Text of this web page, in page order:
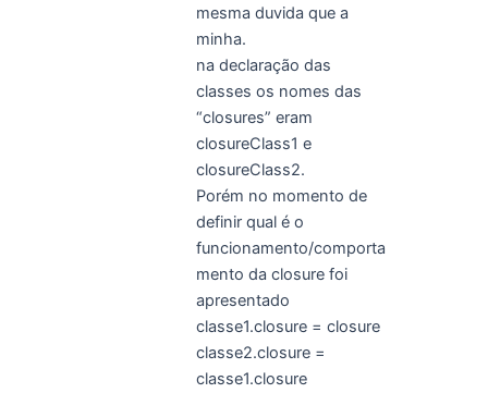
mesma duvida que a
minha.
na declaração das
classes os nomes das
“closures” eram
closureClass1 e
closureClass2.
Porém no momento de
definir qual é o
funcionamento/comporta
mento da closure foi
apresentado
classe1.closure = closure
classe2.closure =
classe1.closure